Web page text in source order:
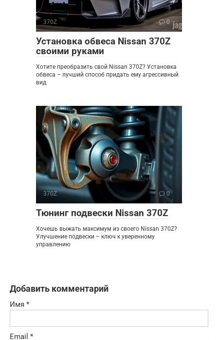
370Z 0
Установка обвеса Nissan 370Z
своими руками
Хотите преобразить свой Nissan 370Z? Установка
обвеса – лучший способ придать ему агрессивный
вид
370Z 0
Тюнинг подвески Nissan 370Z
Хочешь выжать максимум из своего Nissan 370Z?
Улучшение подвески – ключ к уверенному
управлению
Добавить комментарий
Имя *
Email *